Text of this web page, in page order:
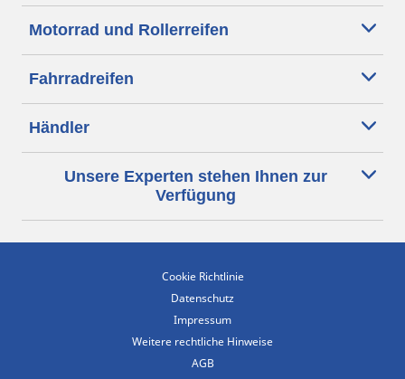
Motorrad und Rollerreifen
Fahrradreifen
Händler
Unsere Experten stehen Ihnen zur
Verfügung
Cookie Richtlinie
Datenschutz
Impressum
Weitere rechtliche Hinweise
AGB